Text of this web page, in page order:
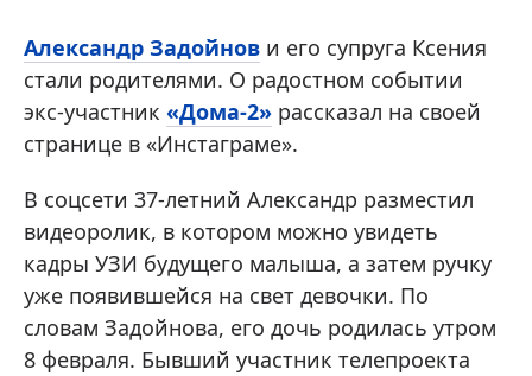
Александр Задойнов и его супруга Ксения
стали родителями. О радостном событии
экс-участник «Дома-2» рассказал на своей
странице в «Инстаграме».
В соцсети 37-летний Александр разместил
видеоролик, в котором можно увидеть
кадры УЗИ будущего малыша, а затем ручку
уже появившейся на свет девочки. По
словам Задойнова, его дочь родилась утром
8 февраля. Бывший участник телепроекта